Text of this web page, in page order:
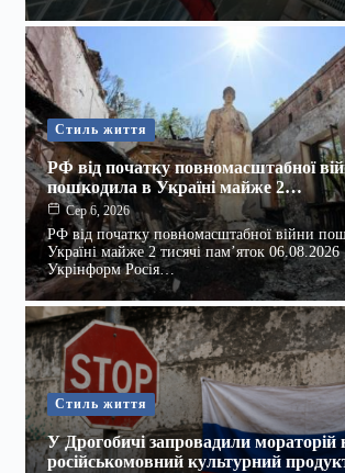
Стиль життя
РФ від початку повномасштабної
пошкодила в Україні майже 2…
Сер 6, 2026
РФ від початку повномасштабної війни
Україні майже 2 тисячі пам’яток 06.08.2026
Укрінформ Росія…
Стиль життя
У Дрогобичі запровадили мораторій
російськомовний культурний